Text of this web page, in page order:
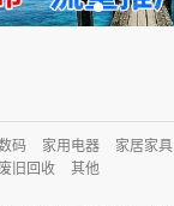
码 家用电器 家居家具
旧回收 其他